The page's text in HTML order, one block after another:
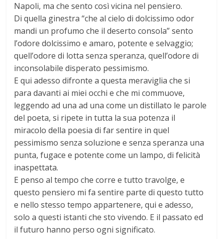
Napoli, ma che sento così vicina nel pensiero.
Di quella ginestra “che al cielo di dolcissimo odor
mandi un profumo che il deserto consola” sento
l’odore dolcissimo e amaro, potente e selvaggio;
quell’odore di lotta senza speranza, quell’odore di
inconsolabile disperato pessimismo.
E qui adesso difronte a questa meraviglia che si
para davanti ai miei occhi e che mi commuove,
leggendo ad una ad una come un distillato le parole
del poeta, si ripete in tutta la sua potenza il
miracolo della poesia di far sentire in quel
pessimismo senza soluzione e senza speranza una
punta, fugace e potente come un lampo, di felicità
inaspettata.
E penso al tempo che corre e tutto travolge, e
questo pensiero mi fa sentire parte di questo tutto
e nello stesso tempo appartenere, qui e adesso,
solo a questi istanti che sto vivendo. E il passato ed
il futuro hanno perso ogni significato.